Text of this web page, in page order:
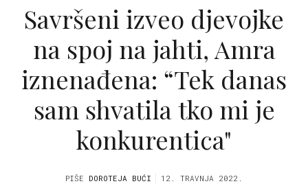
Savršeni izveo djevojke
na spoj na jahti, Amra
iznenađena: “Tek danas
sam shvatila tko mi je
konkurentica"
PIŠE DOROTEJA BUĆI 12. TRAVNJA 2022.